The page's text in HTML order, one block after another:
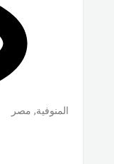
المنوفية, مصر